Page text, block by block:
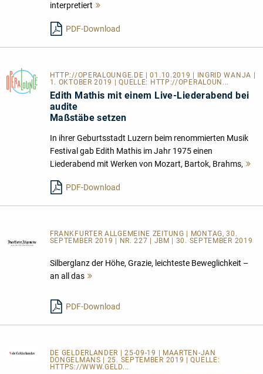
interpretiert
PDF-Download
HTTP://OPERALOUNGE.DE
| 01.10.2019 | INGRID WANJA |
1. OKTOBER 2019 | QUELLE: HTTP://OPERALOUN...
Edith Mathis mit einem Live-Liederabend bei
audite
Maßstäbe setzen
In ihrer Geburtsstadt Luzern beim renommierten Musik
Festival gab Edith Mathis im Jahr 1975 einen
Liederabend mit Werken von Mozart, Bartok, Brahms,
PDF-Download
FRANKFURTER ALLGEMEINE ZEITUNG | MONTAG, 30.
SEPTEMBER 2019 | NR. 227 | JBM | 30. SEPTEMBER 2019
Silberglanz der Höhe, Grazie, leichteste Beweglichkeit –
an all das
PDF-Download
DE GELDERLANDER
| 25-09-19 | MAARTEN-JAN
DONGELMANS | 25. SEPTEMBER 2019 | QUELLE:
HTTPS://WWW.GELD...